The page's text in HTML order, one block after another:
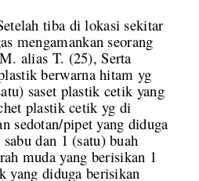
tiba di lokasi sekitar
mengamankan seorang
alias T. (25), Serta
berwarna hitam yg
saset plastik cetik yang
plastik cetik yg di
sedotan/pipet yang diduga
dan 1 (satu) buah
muda yang berisikan 1
yang diduga berisikan